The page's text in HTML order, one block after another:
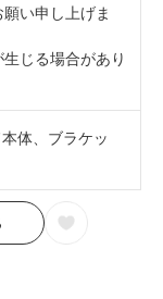
い申し上げま
じる場合があり
体、ブラケッ